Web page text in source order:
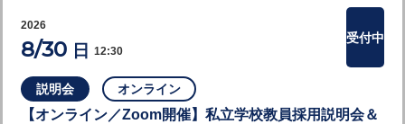
説明会 オンライン
【オンライン／Zoom開催】私立学校教員採用説明会＆
2026
8/30 日 12:30
受付中